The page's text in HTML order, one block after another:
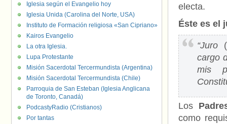
electa.
Éste es el
“Juro
cargo
mis
Los
como
Iglesia según el Evangelio hoy
Iglesia Unida (Carolina del Norte, USA)
Instituto de Formación religiosa «San Cipriano»
Kairos Evangelio
La otra Iglesia.
Lupa Protestante
Misión Sacerdotal Tercermundista (Argentina)
Misión Sacerdotal Tercermundista (Chile)
Parroquia de San Esteban (Iglesia Anglicana
de Toronto, Canadá)
PodcastyRadio (Cristianos)
Por tantas